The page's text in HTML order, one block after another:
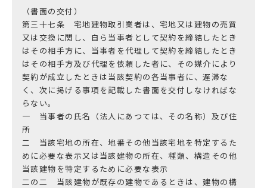
（書面の交付）
第三十七条 宅地建物取引業者は、宅地又は建物の売買
又は交換に関し、自ら当事者として契約を締結したとき
はその相手方に、当事者を代理して契約を締結したとき
はその相手方及び代理を依頼した者に、その媒介により
契約が成立したときは当該契約の各当事者に、遅滞な
く、次に掲げる事項を記載した書面を交付しなければな
らない。
一 当事者の氏名（法人にあつては、その名称）及び住
所
二 当該宅地の所在、地番その他当該宅地を特定するた
めに必要な表示又は当該建物の所在、種類、構造その他
当該建物を特定するために必要な表示
二の二 当該建物が既存の建物であるときは、建物の構